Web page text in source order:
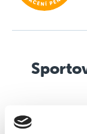
Všestranný
atletiky,